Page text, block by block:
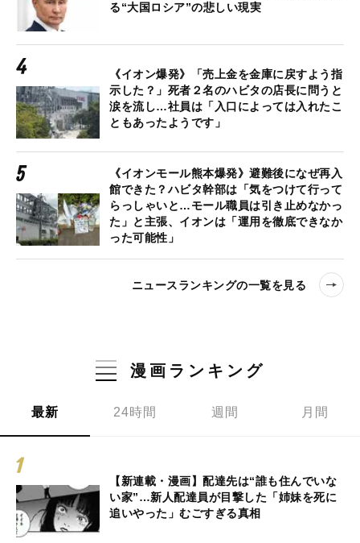
る“大国ロシア”の悲しい現実
《イオン爆発》「売上金を金庫に戻すよう指
示した？」死者２名のハビタの店長に問うと
涙を流し…社員は「入口によっては入れたこ
ともあったようです」
《イオンモール熊本爆発》避難後になぜ再入
館できた？ハビタ幹部は「気をつけて行って
らっしゃいと…モール職員は引き止めなかっ
た」と主張、イオンは「運用を徹底できなか
った可能性」
ニュースランキングの一覧を見る
漫画ランキング
最新 24時間 週間 月間
【新連載・漫画】配達先は“誰も住んでいな
い家”…新人配達員が目撃した「姉妹を死に
追いやった」むごすぎる真相